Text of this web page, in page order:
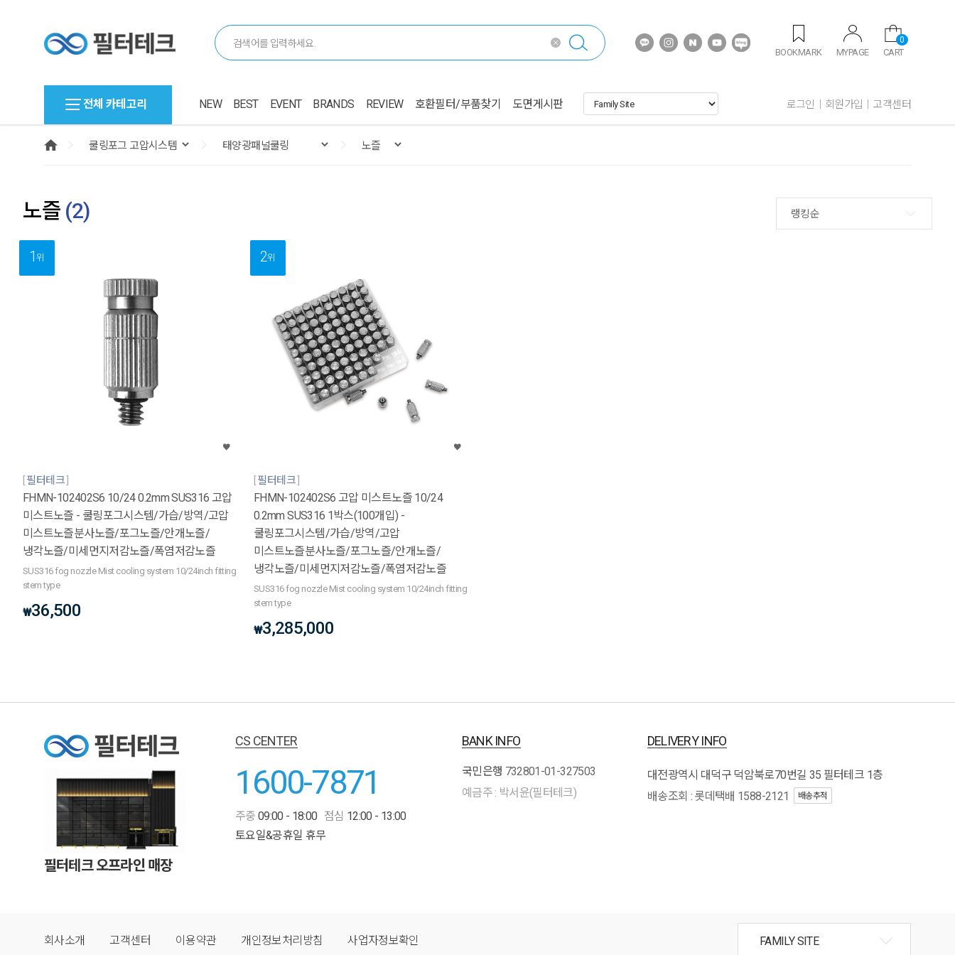
BOOKMARK MYPAGE CART
0
전체 카테고리 NEW BEST EVENT BRANDS REVIEW 호환필터/부품찾기 도면게시판 로그인 회원가입 고객센터
노즐 (2) 랭킹순
1위
필터테크
FHMN-102402S6 10/24 0.2mm SUS316 고압
미스트노즐 - 쿨링포그시스템/가습/방역/고압
미스트노즐분사노즐/포그노즐/안개노즐/
냉각노즐/미세먼지저감노즐/폭염저감노즐
SUS316 fog nozzle Mist cooling system 10/24inch fitting
stem type
₩36,500
2위
필터테크
FHMN-102402S6 고압 미스트노즐 10/24
0.2mm SUS316 1박스(100개입) -
쿨링포그시스템/가습/방역/고압
미스트노즐분사노즐/포그노즐/안개노즐/
냉각노즐/미세먼지저감노즐/폭염저감노즐
SUS316 fog nozzle Mist cooling system 10/24inch fitting
stem type
₩3,285,000
필터테크 오프라인 매장
CS CENTER
1600-7871
주중 09:00 - 18:00 점심 12:00 - 13:00
토요일&공휴일 휴무
BANK INFO
국민은행 732801-01-327503
예금주 : 박서윤(필터테크)
DELIVERY INFO
대전광역시 대덕구 덕암북로70번길 35 필터테크 1층
배송조회 : 롯데택배 1588-2121
배송추적
회사소개 고객센터 이용약관 개인정보처리방침 사업자정보확인